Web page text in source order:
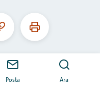
Posta Ara
Bu
URL'yi
Bu
sayfayı